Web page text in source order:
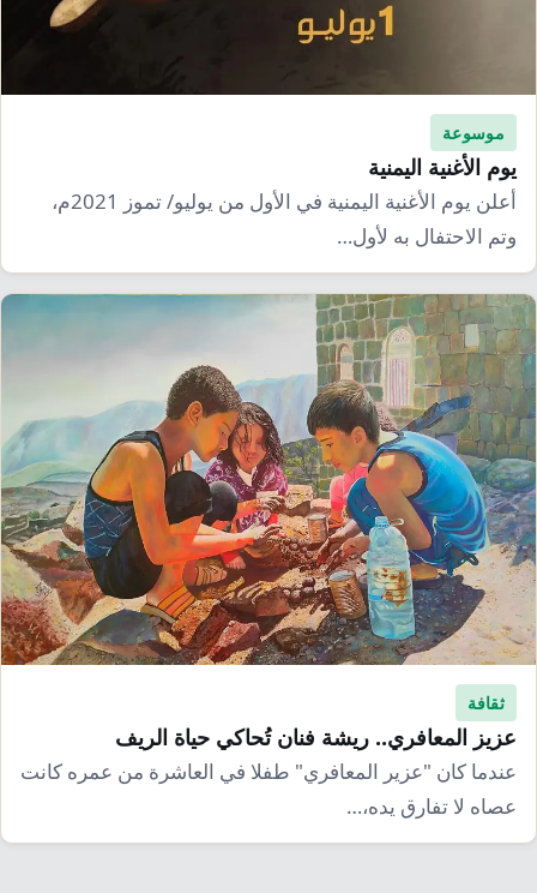
موسوعة
يوم الأغنية اليمنية
أعلن يوم الأغنية اليمنية في الأول من يوليو/ تموز 2021م،
وتم الاحتفال به لأول…
ثقافة
عزيز المعافري.. ريشة فنان تُحاكي حياة الريف
عندما كان "عزير المعافري" طفلا في العاشرة من عمره كانت
عصاه لا تفارق يده،…